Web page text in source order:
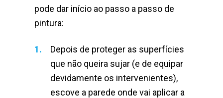
pode dar início ao passo a passo de
pintura:
Depois de proteger as superfícies
que não queira sujar (e de equipar
devidamente os intervenientes),
escove a parede onde vai aplicar a